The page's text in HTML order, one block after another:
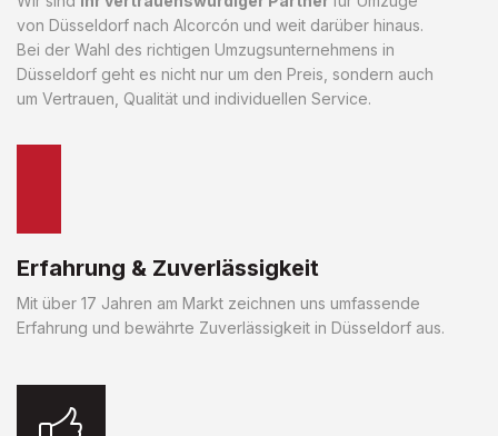
von Düsseldorf nach Alcorcón und weit darüber hinaus.
Bei der Wahl des richtigen Umzugsunternehmens in
Düsseldorf geht es nicht nur um den Preis, sondern auch
um Vertrauen, Qualität und individuellen Service.
Erfahrung & Zuverlässigkeit
Mit über 17 Jahren am Markt zeichnen uns umfassende
Erfahrung und bewährte Zuverlässigkeit in Düsseldorf aus.